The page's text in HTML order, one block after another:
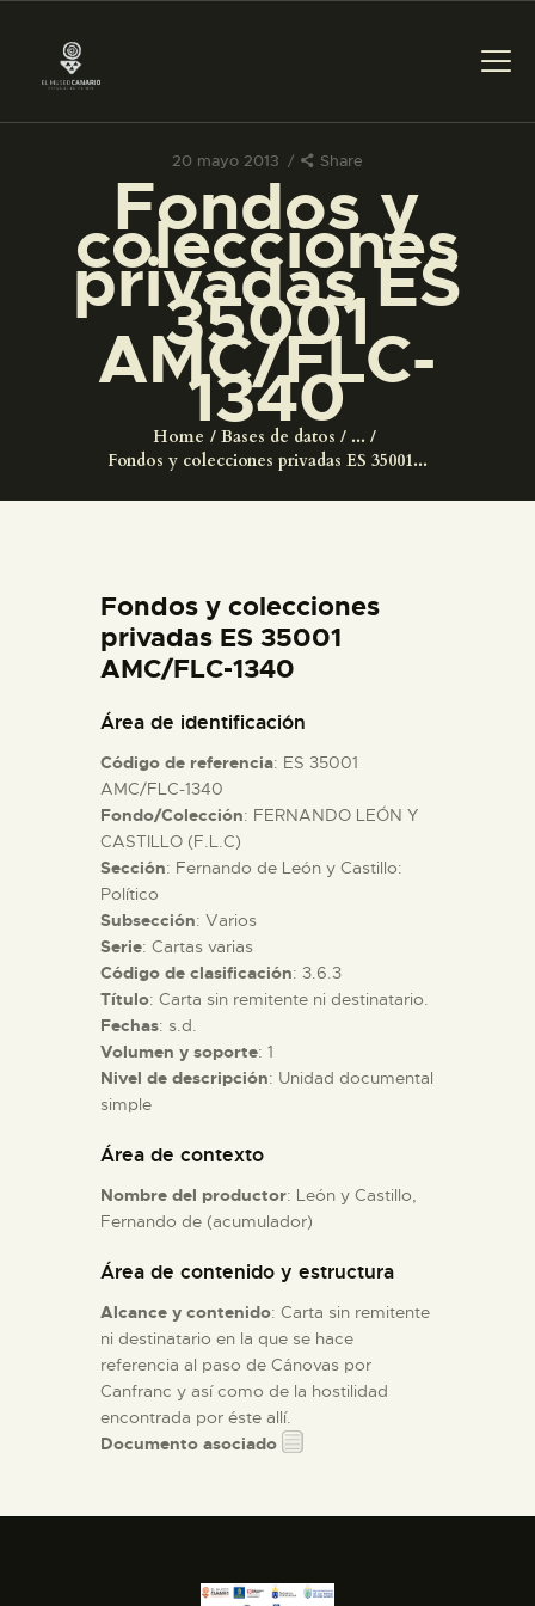
20 mayo 2013 Share
Fondos y
colecciones
privadas ES
35001
AMC/FLC-
1340
Home Bases de datos
...
Fondos y colecciones privadas ES 35001...
PREPARAR LA VISITA
ACTIVIDADES
█
EL MUSEO
ESPAÑOL
ACTIVIDADES
█
EL MUSEO
COLECCIONES
DIDÁCTICA
Fondos y colecciones
privadas ES 35001
AMC/FLC-1340
Área de identificación
Código de referencia: ES 35001
AMC/FLC-1340
Fondo/Colección: FERNANDO LEÓN Y
CASTILLO (F.L.C)
Sección: Fernando de León y Castillo:
Político
Subsección: Varios
Serie: Cartas varias
Código de clasificación: 3.6.3
Título: Carta sin remitente ni destinatario.
Fechas: s.d.
Volumen y soporte: 1
Nivel de descripción: Unidad documental
simple
Área de contexto
Nombre del productor: León y Castillo,
Fernando de (acumulador)
Área de contenido y estructura
Alcance y contenido: Carta sin remitente
ni destinatario en la que se hace
referencia al paso de Cánovas por
Canfranc y así como de la hostilidad
encontrada por éste allí.
Documento asociado